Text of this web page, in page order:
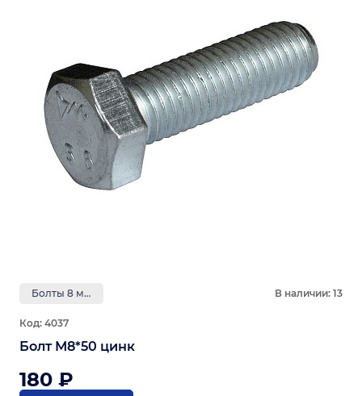
Болты 8 мм В наличии: 13
Код: 4037
Болт М8*50 цинк
180 ₽